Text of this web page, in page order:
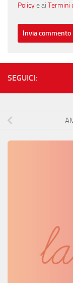
Policye ai Termini
SEGUICI: